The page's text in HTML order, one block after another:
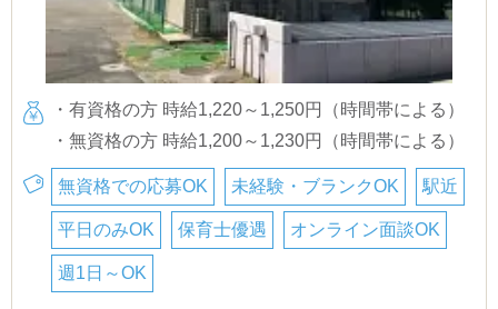
・有資格の方 時給1,220～1,250円（時間帯による）
・無資格の方 時給1,200～1,230円（時間帯による）
無資格での応募OK 未経験・ブランクOK 駅近
平日のみOK 保育士優遇 オンライン面談OK
週1日～OK